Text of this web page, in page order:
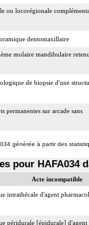
ou locorégionale
dentomaxillaire
molaire mandibulaire
de biopsie d'une
permanentes sur arcade sans
générée à partir des
pour HAFA034
Acte incompatible
intrathécale d'agent
péridurale [épidurale] d'agent